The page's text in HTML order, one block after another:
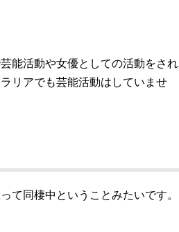
能活動や女優としての活動をされ
リアでも芸能活動はしていませ
て同棲中ということみたいです。